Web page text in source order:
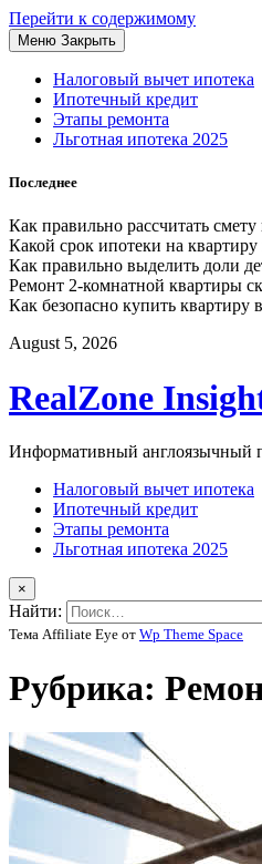
Перейти к содержимому
Меню Закрыть
Налоговый вычет ипотека
Ипотечный кредит
Этапы ремонта
Льготная ипотека 2025
Последнее
Как правильно рассчитать
Какой срок ипотеки на
Как правильно выделить доли
Ремонт 2-комнатной квартиры
Как безопасно купить квартиру
August 5, 2026
RealZone
Информативный англоязычный
Налоговый вычет ипотека
Ипотечный кредит
Этапы ремонта
Льготная ипотека 2025
×
Найти:
Тема Affiliate Eye от Wp Theme Space
Рубрика: